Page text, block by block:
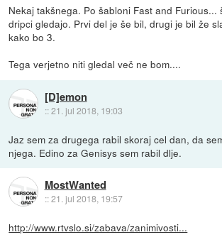
Nekaj takšnega. Po šabloni Fast and Furious...
dripci gledajo. Prvi del je še bil, drugi je bil že
kako bo 3.
Tega verjetno niti gledal več ne bom....
[D]emon
::21. jul 2018, 19:03
Jaz sem za drugega rabil skoraj cel dan, da
njega. Edino za Genisys sem rabil dlje.
MostWanted
::21. jul 2018, 19:57
http://www.rtvslo.si/zabava/zanimivosti...